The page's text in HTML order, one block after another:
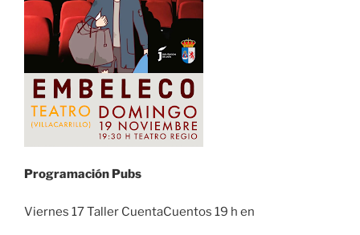
Programación Pubs
Viernes 17 Taller CuentaCuentos 19 h en